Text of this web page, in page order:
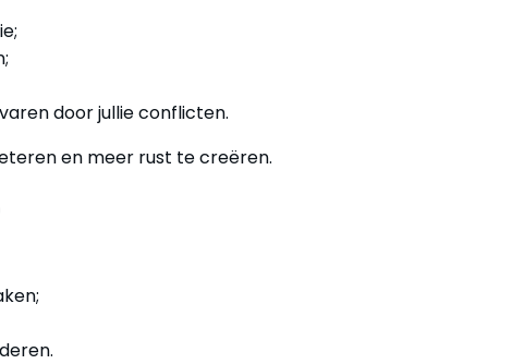
door jullie conflicten.
en meer rust te creëren.